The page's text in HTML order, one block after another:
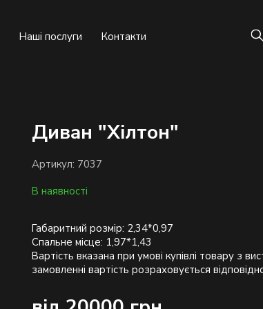
Наші послуги Контакти
Диван "Хілтон"
Артикул: 7037
В наявності
Габаритний розмір: 2,34*0,97
Спальне місце: 1,97*1,43
Вартість вказана при умові купівлі товару з